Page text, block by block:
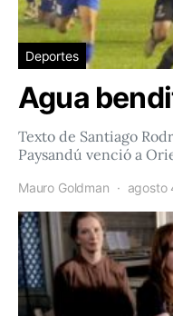
Deportes
Agua
Texto de Santiago
Paysandú venció a
Mauro Goldman agosto